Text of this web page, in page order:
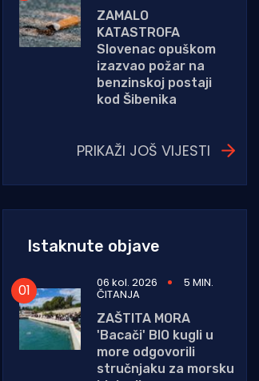
ZAMALO
KATASTROFA
Slovenac opuškom
izazvao požar na
benzinskoj postaji
kod Šibenika
PRIKAŽI JOŠ VIJESTI
Istaknute objave
06 kol. 2026 5 MIN.
ČITANJA
ZAŠTITA MORA
'Bacači' BIO kugli u
more odgovorili
stručnjaku za morsku